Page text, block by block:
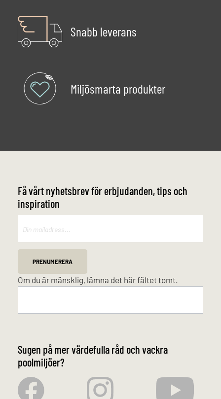
Snabb leverans
Miljösmarta produkter
Få vårt nyhetsbrev för erbjudanden, tips och
inspiration
PRENUMERERA
Om du är mänsklig, lämna det här fältet tomt.
Sugen på mer värdefulla råd och vackra
poolmiljöer?